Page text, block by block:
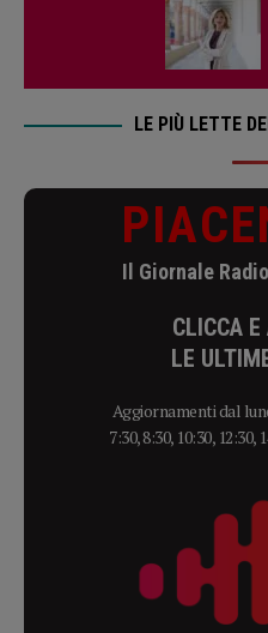
LE PIÙ LETTE
Il Giornale
CLICCA E
LE
Aggiornamenti dal
7:30, 8:30, 10:30, 12:30,